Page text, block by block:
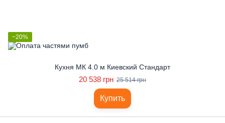
−20%
Кухня МК 4.0 м Киевский Стандарт
20 538 грн 25 514 грн
Купить